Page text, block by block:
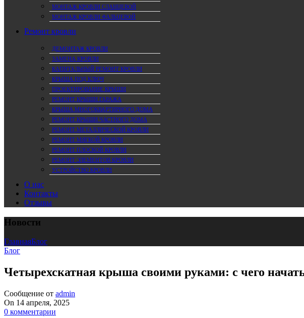
МОНТАЖ КРОВЛИ СЛАНЦЕВОЙ
МОНТАЖ КРОВЛИ ФАЛЬЦЕВОЙ
Ремонт кровли
ДЕМОНТАЖ КРОВЛИ
ЗАМЕНА КРОВЛИ
КАПИТАЛЬНЫЙ РЕМОНТ КРОВЛИ
КРЫША ПОД КЛЮЧ
ПРОЕКТИРОВАНИЕ КРЫШИ
РЕМОНТ КРЫШИ ГАРАЖА
КРЫША МНОГОКВАРТИРНОГО ДОМА
РЕМОНТ КРЫШИ ЧАСТНОГО ДОМА
РЕМОНТ МЕТАЛЛИЧЕСКОЙ КРОВЛИ
РЕМОНТ МЯГКОЙ КРОВЛИ
РЕМОНТ ПЛОСКОЙ КРОВЛИ
РЕМОНТ ЭЛЕМЕНТОВ КРОВЛИ
УСТРОЙСТВО КРОВЛИ
О нас
Контакты
Отзывы
Новости
ГлавнаяБлог
Блог
Четырехскатная крыша своими руками: с чего
Сообщение от admin
On 14 апреля, 2025
0 комментарии